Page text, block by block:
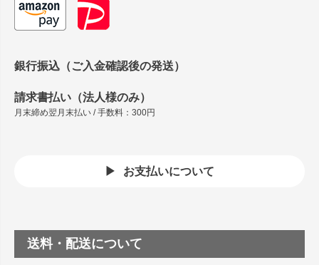
銀行振込（ご入金確認後の発送）
請求書払い（法人様のみ）
月末締め翌月末払い / 手数料：300円
お支払いについて
送料・配送について